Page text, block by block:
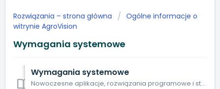
Rozwiązania – strona główna
Ogólne informacje o
witrynie AgroVision
Wymagania systemowe
Wymagania systemowe
Nowoczesne aplikacje, rozwiązania programowe i strony internetowe są nastawione na to, by ich czas, szybkość i wydajność, były jak najbardziej na czasie...